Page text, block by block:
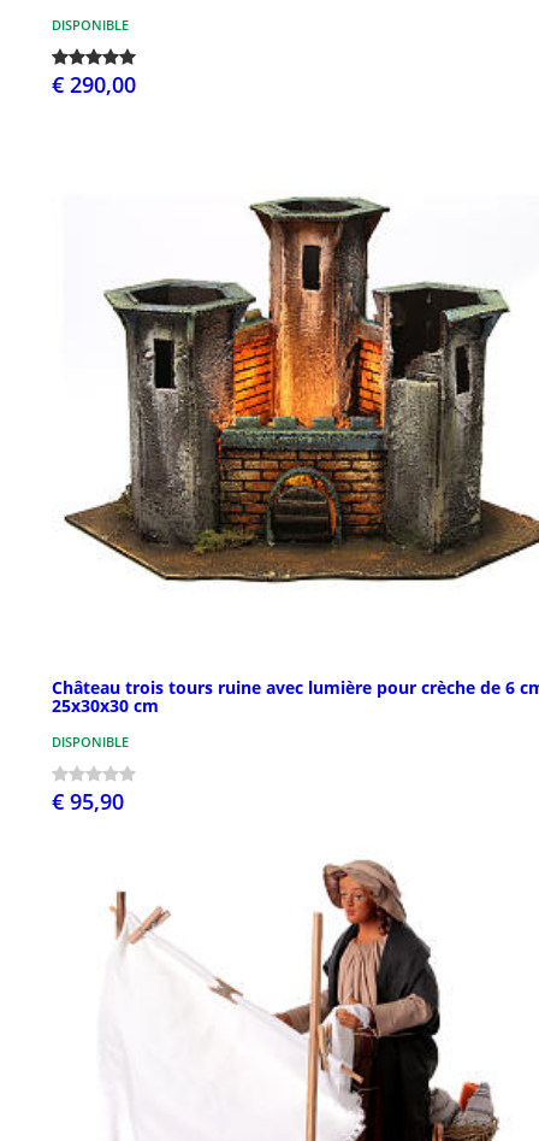
DISPONIBLE
€ 290,00
Château trois tours ruine avec lumière pour crèche de 6
25x30x30 cm
DISPONIBLE
€ 95,90